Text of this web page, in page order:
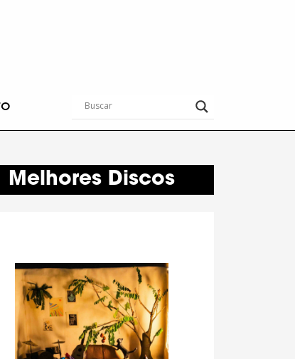
Melhores Discos